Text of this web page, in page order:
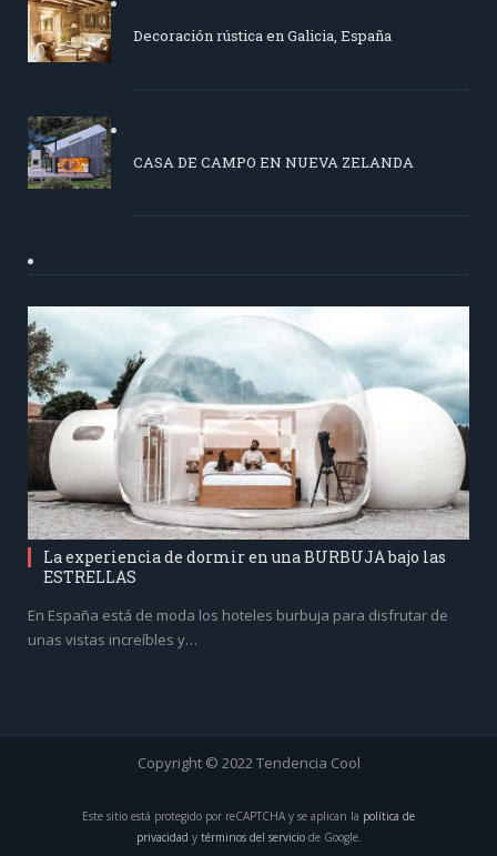
Decoración rústica en Galicia, España
CASA DE CAMPO EN NUEVA ZELANDA
La experiencia de dormir en una BURBUJA bajo las
ESTRELLAS
En España está de moda los hoteles burbuja para disfrutar de
unas vistas increíbles y…
Copyright © 2022 Tendencia Cool
Este sitio está protegido por reCAPTCHA y se aplican la política de
privacidad y términos del serviciode Google.